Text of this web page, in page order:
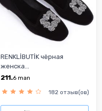
RENKLİBUTİK чёрная
женска...
211.6 man
182 отзыв(ов)